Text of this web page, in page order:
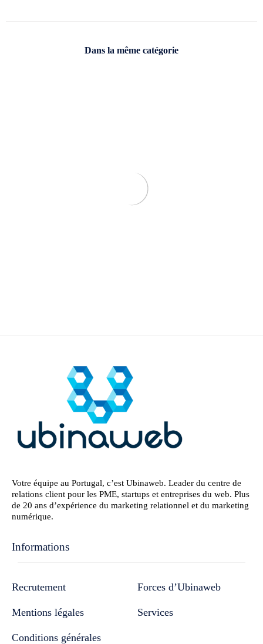
Dans la même catégorie
Votre équipe au Portugal, c’est Ubinaweb. Leader du centre de
relations client pour les PME, startups et entreprises du web. Plus
de 20 ans d’expérience du marketing relationnel et du marketing
numérique.
Informations
Recrutement
Mentions légales
Conditions générales
Forces d’Ubinaweb
Services